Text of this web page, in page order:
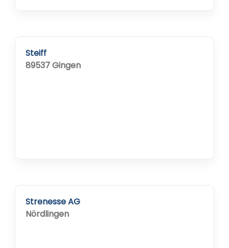
Steiff
89537 Gingen
Strenesse AG
Nördlingen